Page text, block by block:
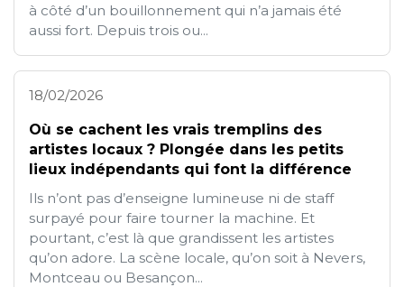
à côté d’un bouillonnement qui n’a jamais été
aussi fort. Depuis trois ou...
18/02/2026
Où se cachent les vrais tremplins des
artistes locaux ? Plongée dans les petits
lieux indépendants qui font la différence
Ils n’ont pas d’enseigne lumineuse ni de staff
surpayé pour faire tourner la machine. Et
pourtant, c’est là que grandissent les artistes
qu’on adore. La scène locale, qu’on soit à Nevers,
Montceau ou Besançon...